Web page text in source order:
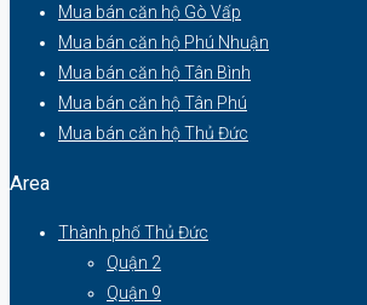
Mua bán căn hộ Gò Vấp
Mua bán căn hộ Phú Nhuận
Mua bán căn hộ Tân Bình
Mua bán căn hộ Tân Phú
Mua bán căn hộ Thủ Đức
Area
Thành phố Thủ Đức
Quận 2
Quận 9